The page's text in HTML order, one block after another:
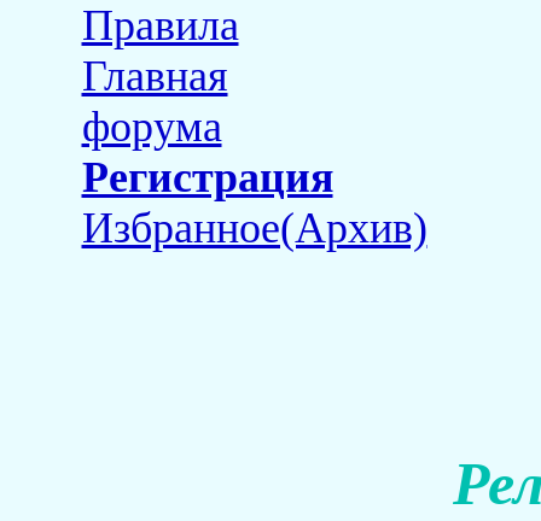
Правила
Главная
форума
Регистрация
Избранное(Архив)